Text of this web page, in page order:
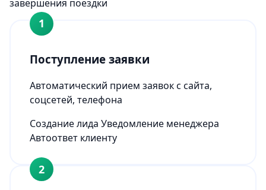
завершения поездки
1
Поступление заявки
Автоматический прием заявок с сайта,
соцсетей, телефона
Создание лида Уведомление менеджера
Автоответ клиенту
2